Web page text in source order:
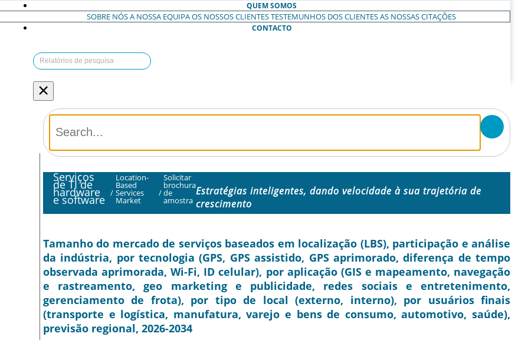
QUEM SOMOS
SOBRE NÓSA NOSSA EQUIPAOS NOSSOS CLIENTESTESTEMUNHOS DOS CLIENTESAS NOSSAS CITAÇÕES
CONTACTO
×
Serviços
de TI de
hardware
e software /
Location-
Based
Services
Market
/
Solicitar
brochura
de
amostra
Estratégias inteligentes, dando velocidade à sua trajetória de
crescimento
Tamanho do mercado de serviços baseados em localização (LBS), participação e análise
da indústria, por tecnologia (GPS, GPS assistido, GPS aprimorado, diferença de tempo
observada aprimorada, Wi-Fi, ID celular), por aplicação (GIS e mapeamento, navegação
e rastreamento, geo marketing e publicidade, redes sociais e entretenimento,
gerenciamento de frota), por tipo de local (externo, interno), por usuários finais
(transporte e logística, manufatura, varejo e bens de consumo, automotivo, saúde),
previsão regional, 2026-2034